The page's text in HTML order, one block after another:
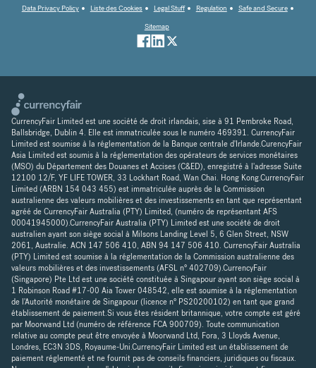
Data Privacy Policy
Liste des Cookies Legal Stuff Regulation
Safe and Secure
Sitemap
CurrencyFair Limited est une société de droit irlandais, sise à 91 Pembroke Road,
Ballsbridge, Dublin 4. Elle est immatriculée sous le numéro 469391. CurrencyFair
Limited est soumise à la réglementation de la Banque centrale d'Irlande.CurencyFair
Asia Limited est soumis à la réglementation des opérateurs de services monétaires
(MSO) du Département des Douanes et Accises (C&ED), enregistré à l'adresse Suite
12100 12/F, YF LIFE TOWER, 33 Lockhart Road, Wan Chai. Hong Kong.CurrencyFair
Limited (ARBN 154 043 455) est immatriculée auprès de la Commission
australienne des valeurs mobilières et des investissements en tant que représentant
agréé de CurrencyFair Australia (PTY) Limited, (numéro de représentant AFS
00041945000).CurrencyFair Australia (PTY) Limited est une société de droit
australien ayant son siège social à Milsons Landing Level 5, 6 Glen Street, NSW
2061, Australie. ACN 147 506 410, ABN 94 147 506 410. CurrencyFair Australia
(PTY) Limited est soumise à la réglementation de la Commission australienne des
valeurs mobilières et des investissements (AFSL n° 402709).CurrencyFair
(Singapore) Pte Ltd est une société constituée à Singapour ayant son siège social à
1 Robinson Road #17-00 Aia Tower 048542, elle est soumise à la réglementation
de l'Autorité monétaire de Singapour (licence n° PS20200102) en tant que grand
établissement de paiement.Si vous êtes résident britannique, votre compte est géré
par Moorwand Ltd (numéro de référence FCA 900709). Toute communication
relative au compte peut être envoyée à Moorwand Ltd, Fora, 3 Lloyds Avenue,
Londres, EC3N 3DS, Royaume-Uni.CurrencyFair Limited est un établissement de
paiement réglementé et ne fournit pas de conseils financiers, juridiques ou fiscaux.